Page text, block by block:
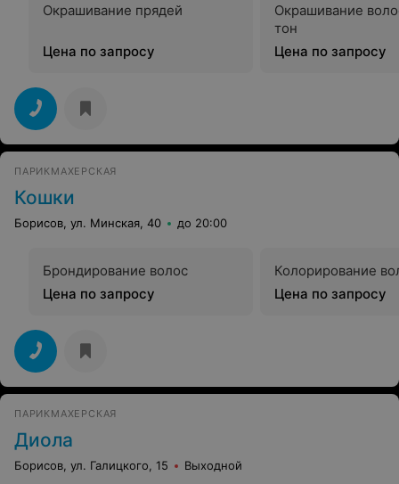
Окрашивание прядей
Цена по запросу
Окрашивание
тон
Цена по запросу
ПАРИКМАХЕРСКАЯ
Кошки
Борисов, ул. Минская, 40 до 20:00
Брондирование волос
Цена по запросу
Колорирование
Цена по запросу
ПАРИКМАХЕРСКАЯ
Диола
Борисов, ул. Галицкого, 15 Выходной